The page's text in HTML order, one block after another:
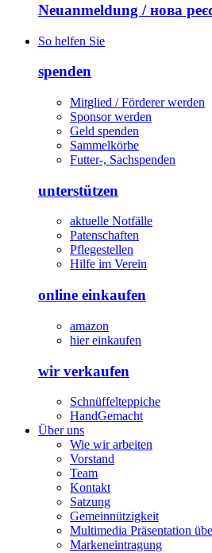
Neuanmeldung / нова
So helfen Sie
spenden
Mitglied / Förderer werden
Sponsor werden
Geld spenden
Sammelkörbe
Futter-, Sachspenden
unterstützen
aktuelle Notfälle
Patenschaften
Pflegestellen
Hilfe im Verein
online einkaufen
amazon
hier einkaufen
wir verkaufen
Schnüffelteppiche
HandGemacht
Über uns
Wie wir arbeiten
Vorstand
Team
Kontakt
Satzung
Gemeinnützigkeit
Multimedia Präsentation
Markeneintragung